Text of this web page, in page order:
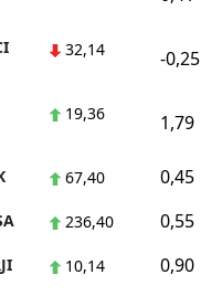
32,14 -0,25
19,36 1,79
67,40 0,45
236,40 0,55
10,14 0,90